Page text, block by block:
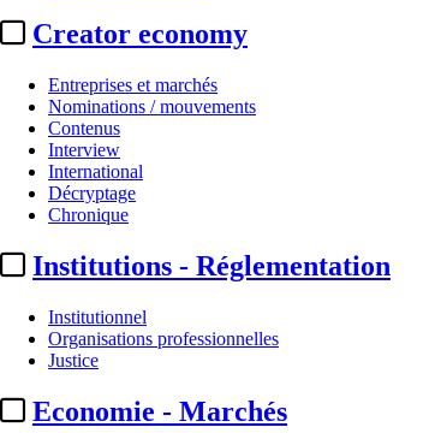
Creator economy
Entreprises et marchés
Nominations / mouvements
Contenus
Interview
International
Décryptage
Chronique
Institutions - Réglementation
Institutionnel
Organisations professionnelles
Justice
Economie - Marchés
Organisations professionnelles
SIRTI :pour ses 45 ans,
Par
LB